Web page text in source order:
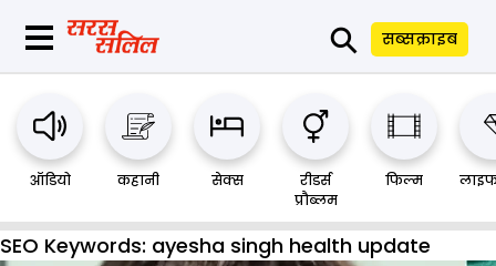
⚲ सब्सक्राइब
ऑडियो कहानी सेक्स
रीडर्स
प्रौब्लम
फिल्म
SEO Keywords: ayesha singh health update